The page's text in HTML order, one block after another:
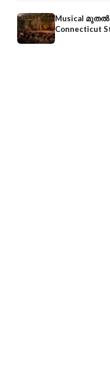
Musical മുതൽ
Connecticut
ന്റെ 250-ആം